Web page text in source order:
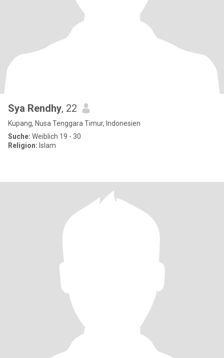
Sya Rendhy, 22
Kupang, Nusa Tenggara Timur, Indonesien
Suche: Weiblich 19 - 30
Religion: Islam